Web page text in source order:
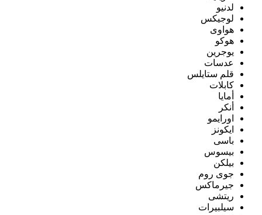
لدنيو
لوجيكس
هواوى
هوكو
يوجرين
عدسات
قلم ستايلس
كابلات
أمايا
أنكر
اورايمو
ايكونز
باسى
بيسوس
بيلكن
جوى روم
جيرماكس
ريتشى
سيلبيرات